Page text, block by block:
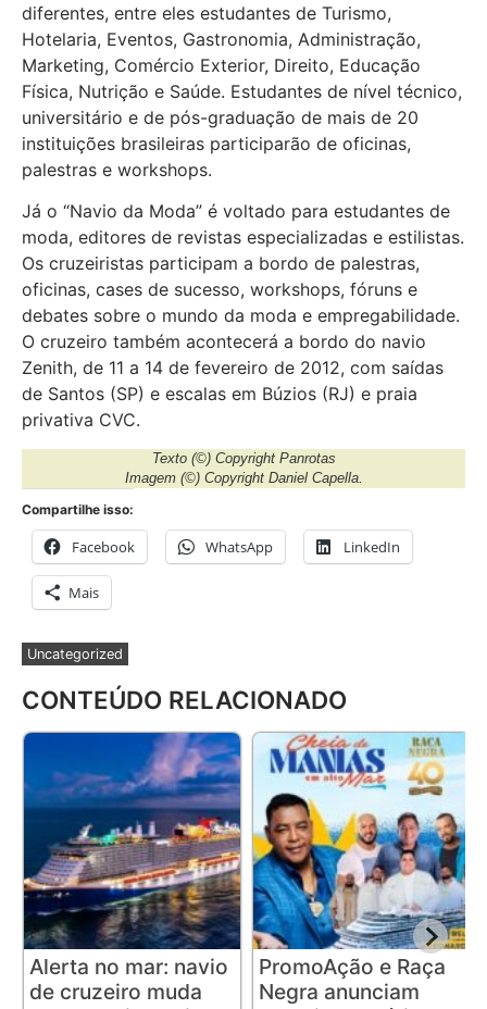
diferentes, entre eles estudantes de Turismo,
Hotelaria, Eventos, Gastronomia, Administração,
Marketing, Comércio Exterior, Direito, Educação
Física, Nutrição e Saúde. Estudantes de nível técnico,
universitário e de pós-graduação de mais de 20
instituições brasileiras participarão de oficinas,
palestras e workshops.
Já o “Navio da Moda” é voltado para estudantes de
moda, editores de revistas especializadas e estilistas.
Os cruzeiristas participam a bordo de palestras,
oficinas, cases de sucesso, workshops, fóruns e
debates sobre o mundo da moda e empregabilidade.
O cruzeiro também acontecerá a bordo do navio
Zenith, de 11 a 14 de fevereiro de 2012, com saídas
de Santos (SP) e escalas em Búzios (RJ) e praia
privativa CVC.
Texto (©) Copyright Panrotas
Imagem (©) Copyright Daniel Capella.
Compartilhe isso:
Facebook WhatsApp LinkedIn
Mais
Uncategorized
CONTEÚDO RELACIONADO
Alerta no mar: navio
de cruzeiro muda
PromoAção e Raça
Negra anunciam